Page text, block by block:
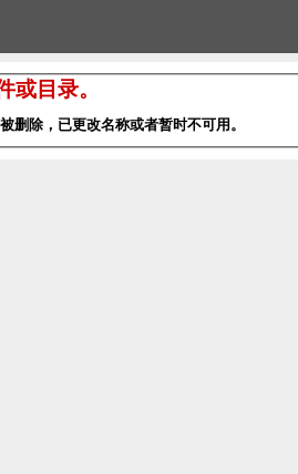
或目录。
删除，已更改名称或者暂时不可用。